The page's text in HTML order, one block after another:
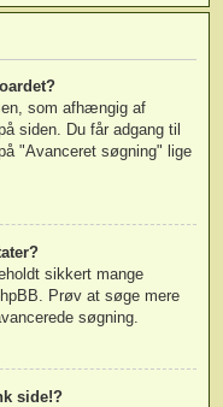
som afhængig af
siden. Du får adgang til
"Avanceret søgning" lige
sikkert mange
Prøv at søge mere
søgning.
side!?